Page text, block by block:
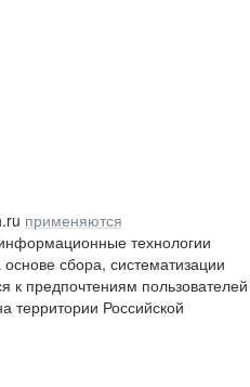
применяются
технологии
сбора, систематизации
к предпочтениям пользователей
территории Российской